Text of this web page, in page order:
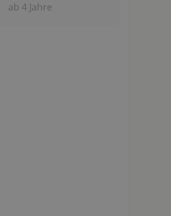
ab 4 Jahre